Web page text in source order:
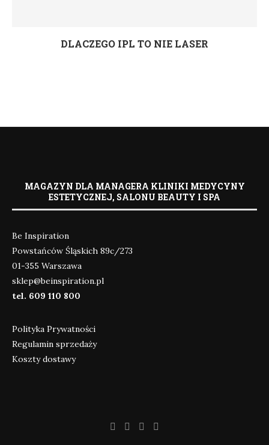
DLACZEGO IPL TO NIE LASER
MAGAZYN DLA MANAGERA KLINIKI MEDYCYNY
ESTETYCZNEJ, SALONU BEAUTY I SPA
Be Inspiration
Powstańców Śląskich 89c/273
01-355 Warszawa
sklep@beinspiration.pl
tel. 609 110 800
Polityka Prywatności
Regulamin sprzedaży
Koszty dostawy